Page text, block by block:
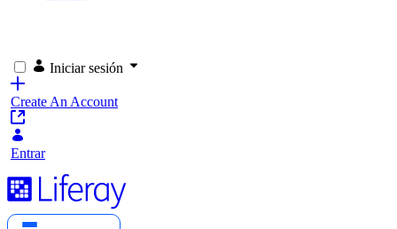
Iniciar sesión
Create An Account
Entrar